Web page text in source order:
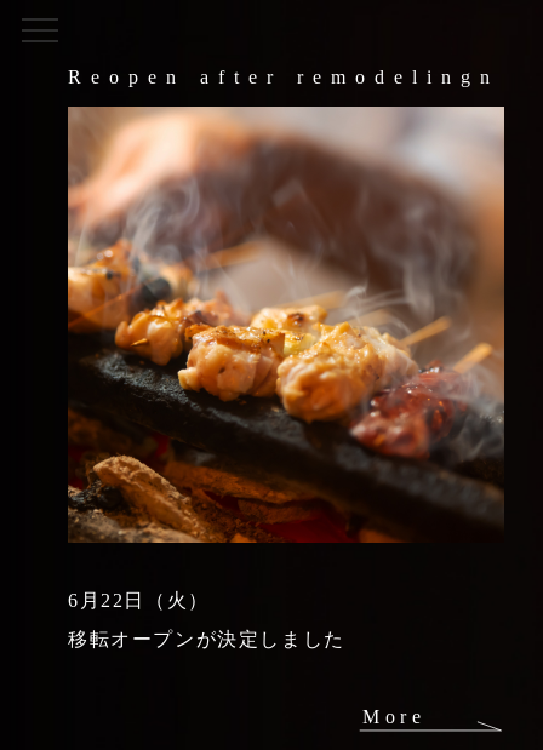
Reopen after remodelingn
6 月 22 日（火）
移転オープンが決定しました
More